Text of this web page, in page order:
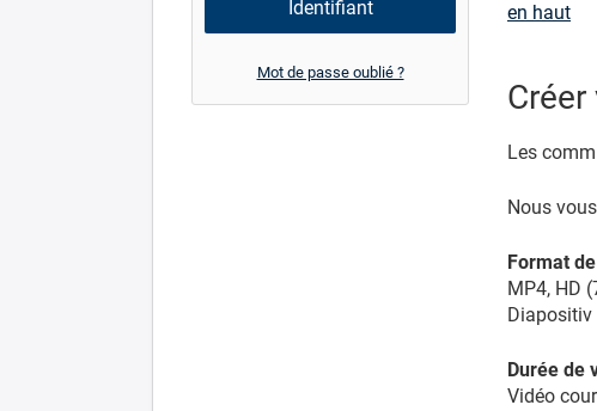
Mot de passe oublié ?
en haut
Les
Nous
Format
MP4, HD
Diapositiv
Durée de
Vidéo